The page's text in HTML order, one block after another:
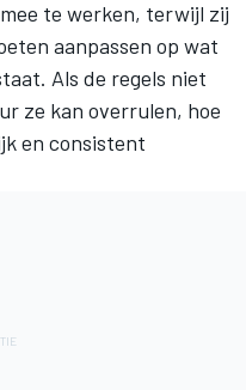
te werken, terwijl zij
aanpassen op wat
Als de regels niet
ze kan overrulen, hoe
en consistent